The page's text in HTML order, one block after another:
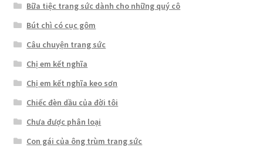
Bữa tiệc trang sức dành cho những quý cô
Bút chì có cục gôm
Câu chuyện trang sức
Chị em kết nghĩa
Chị em kết nghĩa keo sơn
Chiếc đèn dầu của đời tôi
Chưa được phân loại
Con gái của ông trùm trang sức